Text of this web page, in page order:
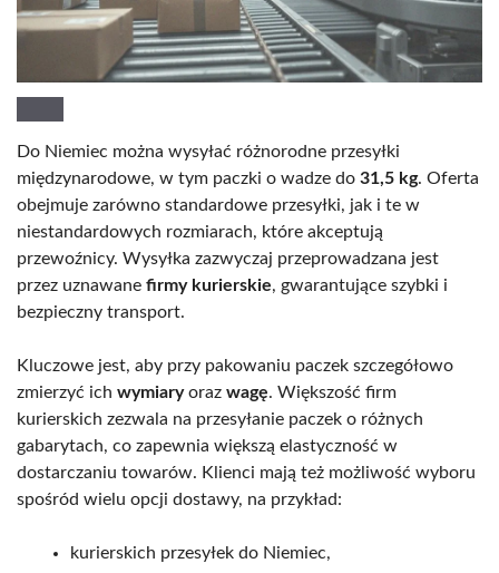
Do Niemiec można wysyłać różnorodne przesyłki
międzynarodowe, w tym paczki o wadze do 31,5 kg. Oferta
obejmuje zarówno standardowe przesyłki, jak i te w
niestandardowych rozmiarach, które akceptują
przewoźnicy. Wysyłka zazwyczaj przeprowadzana jest
przez uznawane firmy kurierskie, gwarantujące szybki i
bezpieczny transport.
Kluczowe jest, aby przy pakowaniu paczek szczegółowo
zmierzyć ich wymiaryoraz wagę. Większość firm
kurierskich zezwala na przesyłanie paczek o różnych
gabarytach, co zapewnia większą elastyczność w
dostarczaniu towarów. Klienci mają też możliwość wyboru
spośród wielu opcji dostawy, na przykład:
kurierskich przesyłek do Niemiec,